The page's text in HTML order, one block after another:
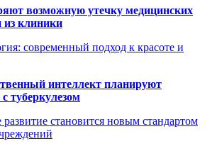
возможную утечку медицинских
из клиники
современный подход к красоте и
интеллект планируют
туберкулезом
становится новым стандартом